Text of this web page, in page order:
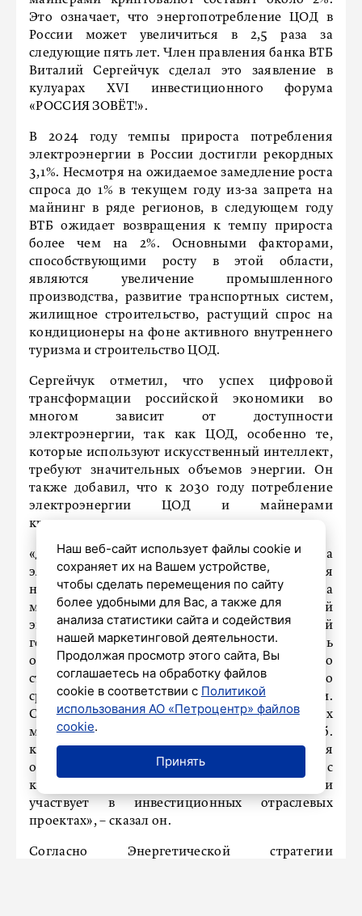
Это означает, что энергопотребление ЦОД в
России может увеличиться в 2,5 раза за
следующие пять лет. Член правления банка ВТБ
Виталий Сергейчук сделал это заявление в
кулуарах XVI инвестиционного форума
«РОССИЯ ЗОВЁТ!».
В 2024 году темпы прироста потребления
электроэнергии в России достигли рекордных
3,1%. Несмотря на ожидаемое замедление роста
спроса до 1% в текущем году из-за запрета на
майнинг в ряде регионов, в следующем году
ВТБ ожидает возвращения к темпу прироста
более чем на 2%. Основными факторами,
способствующими росту в этой области,
являются увеличение промышленного
производства, развитие транспортных систем,
жилищное строительство, растущий спрос на
кондиционеры на фоне активного внутреннего
туризма и строительство ЦОД.
Сергейчук отметил, что успех цифровой
трансформации российской экономики во
многом зависит от доступности
электроэнергии, так как ЦОД, особенно те,
которые используют искусственный интеллект,
требуют значительных объемов энергии. Он
также добавил, что к 2030 году потребление
электроэнергии ЦОД и майнерами
криптовалют вырастет в 2,5 раза.
«Для предотвращения дефицита
электроэнергии и мощности и обеспечения
надежности энергоснабжения необходима
масштабная модернизация всё еще устаревшей
энергосистемы и строительство новой
генерации. Мы видим самый высокий уровень
отложенного спроса на финансирование со
стороны электроэнергетических компаний по
сравнению с другими отраслями.
Строительство новых энергетических
мощностей потребует почти 6 трлн руб.
капитальных затрат до 2030 года. ВТБ является
одним из ключевых банков России с
компетенциями в области электроэнергетики и
участвует в инвестиционных отраслевых
проектах», – сказал он.
Согласно Энергетической стратегии
Наш веб-сайт использует файлы cookie и
сохраняет их на Вашем устройстве,
чтобы сделать перемещения по сайту
более удобными для Вас, а также для
анализа статистики сайта и содействия
нашей маркетинговой деятельности.
Продолжая просмотр этого сайта, Вы
соглашаетесь на обработку файлов
cookie в соответствии с Политикой
использования АО «Петроцентр» файлов
cookie.
Принять